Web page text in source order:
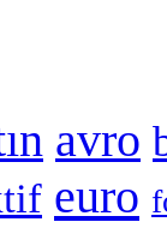
avro
euro